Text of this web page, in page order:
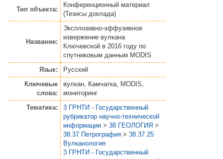
Тип объекта:
Конференционный материал
(Тезисы доклада)
Название:
Эксплозивно-эффузивное
извержение вулкана
Ключевской в 2016 году по
спутниковым данным MODIS
Язык:
Русский
Ключевые
слова:
вулкан, Камчатка, MODIS,
мониторинг
Тематика:
3 ГРНТИ - Государственный
рубрикатор научно-технической
информации > 38 ГЕОЛОГИЯ >
38.37 Петрография > 38.37.25
Вулканология
3 ГРНТИ - Государственный